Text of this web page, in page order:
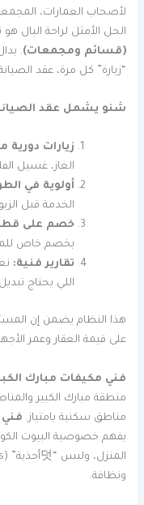
لأصحاب العمارات،
الحل الأمثل لراحة البال هو
(قسائم ومجمعات).
“زيارة” كل مرة، عقد
شنو يشمل عقد
زيارات دورية
الغاز، غسيل
أولوية في
الخدمة قبل
خصم على قطع
بخصم خاص
تقارير فنية:
اللي يحتاج
هذا النظام يضمن إن
على قيمة العقار وعمر
فني مكيفات مبارك
منطقة مبارك الكبير
مناطق سكنية بامتياز. فني
يفهم خصوصية البيوت
ونظافة.